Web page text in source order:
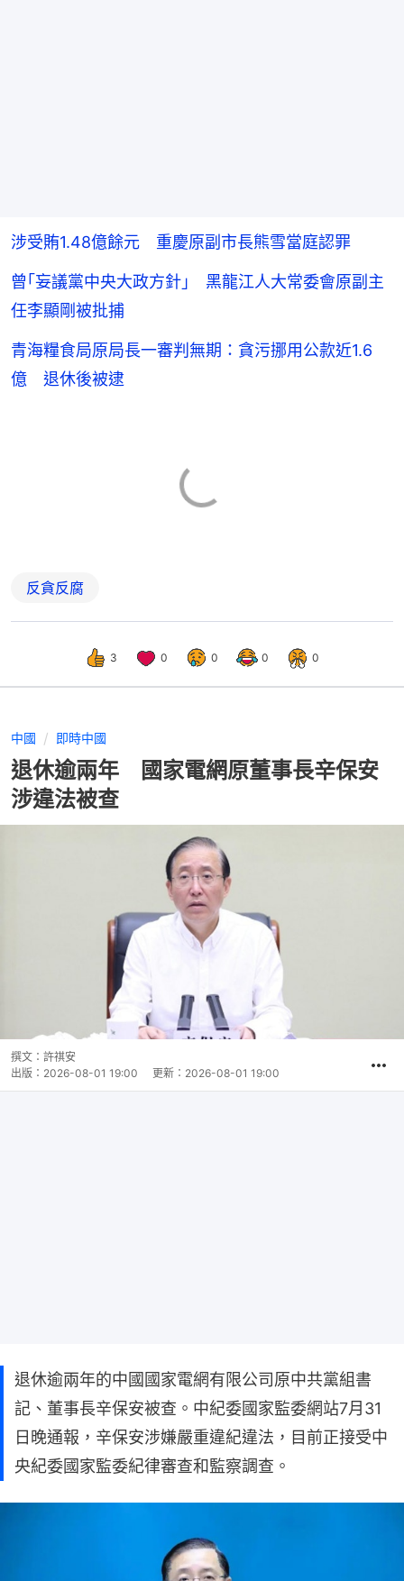
涉受賄1.48億餘元 重慶原副市長熊雪當庭認罪
曾｢妄議黨中央大政方針｣ 黑龍江人大常委會原副主
任李顯剛被批捕
青海糧食局原局長一審判無期：貪污挪用公款近1.6
億 退休後被逮
反貪反腐
3 0 0 0 0
中國 即時中國
退休逾兩年 國家電網原董事長辛保安
涉違法被查
撰文： 許祺安
出版： 2026-08-01 19:00 更新： 2026-08-01 19:00
退休逾兩年的中國國家電網有限公司原中共黨組書
記、董事長辛保安被查。中紀委國家監委網站7月31
日晚通報，辛保安涉嫌嚴重違紀違法，目前正接受中
央紀委國家監委紀律審查和監察調查。